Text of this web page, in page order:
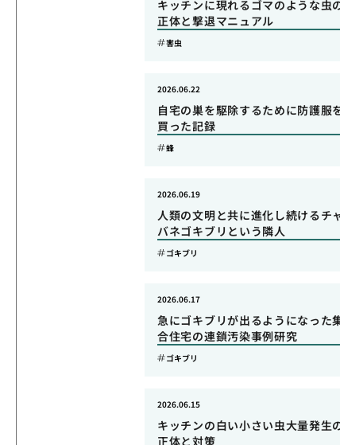
キッチンに現れるゴマのような虫
正体と撃退マニュアル
害虫
自宅の巣を駆除するために防護服
買った記録
2026.06.22
蜂
人類の文明と共に進化し続けるチ
バネゴキブリという隣人
2026.06.19
ゴキブリ
急にゴキブリが出るようになった
合住宅の連鎖汚染事例研究
2026.06.17
ゴキブリ
キッチンの白い小さい虫大量発生
正体と対策
2026.06.15